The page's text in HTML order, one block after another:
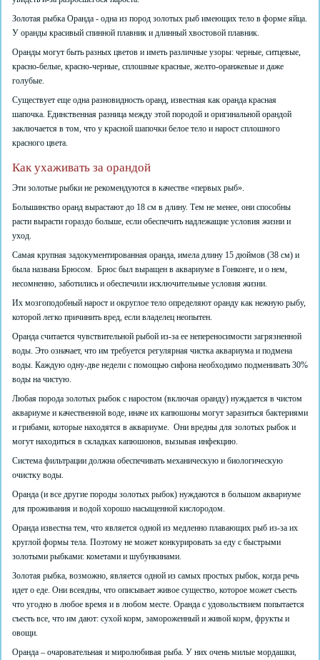
Золотая рыбка Оранда - одна из пород золотых рыб имеющих тело в форме яйца.
У оранды красивый спинной плавник и длинный хвостовой плавник.
Оранды могут быть разных цветов и иметь различные узоры: черные, ситцевые,
красно-белые, красно-черные, сплошные красные, желто-оранжевые и даже
голубые.
Существует еще одна разновидность оранд, известная как оранда красная
шапочка. Единственная разница между этой породой и оригинальной орандой
заключается в том, что у красной шапочки белое тело и нарост сплошного
красного цвета.
Как ухаживать за орандой
Эти золотые рыбки не рекомендуются в качестве «первых рыб».
Большинство оранд вырастают до 18 см в длину. Тем не менее, они способны
расти вырасти гораздо больше, если обеспечить надлежащие условия жизни и
уход.
Самая крупная задокументированная оранда, имела длину 15 дюймов (38 см) и
была названа Брюсом. Брюс был выращен в аквариуме в Гонконге, и о нем,
несомненно, заботились и обеспечили исключительные условия жизни.
Их мозгоподобный нарост и округлое тело определяют оранду как нежную рыбу,
которой легко причинить вред, если владелец неопытен.
Оранда считается чувствительной рыбой из-за ее непереносимости загрязненной
воды. Это означает, что им требуется регулярная чистка аквариума и подмена
воды. Каждую одну-две недели с помощью сифона необходимо подменивать 30%
воды на чистую.
Любая порода золотых рыбок с наростом (включая оранду) нуждается в чистом
аквариуме и качественной воде, иначе их капюшоны могут заразиться бактериями
и грибами, которые находятся в аквариуме. Они вредны для золотых рыбок и
могут находиться в складках капюшонов, вызывая инфекцию.
Система фильтрации должна обеспечивать механическую и биологическую
очистку воды.
Оранда (и все другие породы золотых рыбок) нуждаются в большом аквариуме
для проживания и водой хорошо насыщенной кислородом.
Оранда известна тем, что является одной из медленно плавающих рыб из-за их
круглой формы тела. Поэтому не может конкурировать за еду с быстрыми
золотыми рыбками: кометами и шубункинами.
Золотая рыбка, возможно, является одной из самых простых рыбок, когда речь
идет о еде. Они всеядны, что описывает живое существо, которое может съесть
что угодно в любое время и в любом месте. Оранда с удовольствием попытается
съесть все, что им дают: сухой корм, замороженный и живой корм, фрукты и
овощи.
Оранда – очаровательная и миролюбивая рыба. У них очень милые мордашки,